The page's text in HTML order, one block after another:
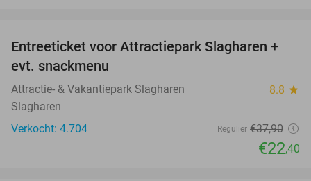
41%
Entreeticket voor Attractiepark Slagharen +
evt. snackmenu
Attractie- & Vakantiepark Slagharen 8.8 star
Slagharen
Verkocht: 4.704
Regulier €37,90
€22,40